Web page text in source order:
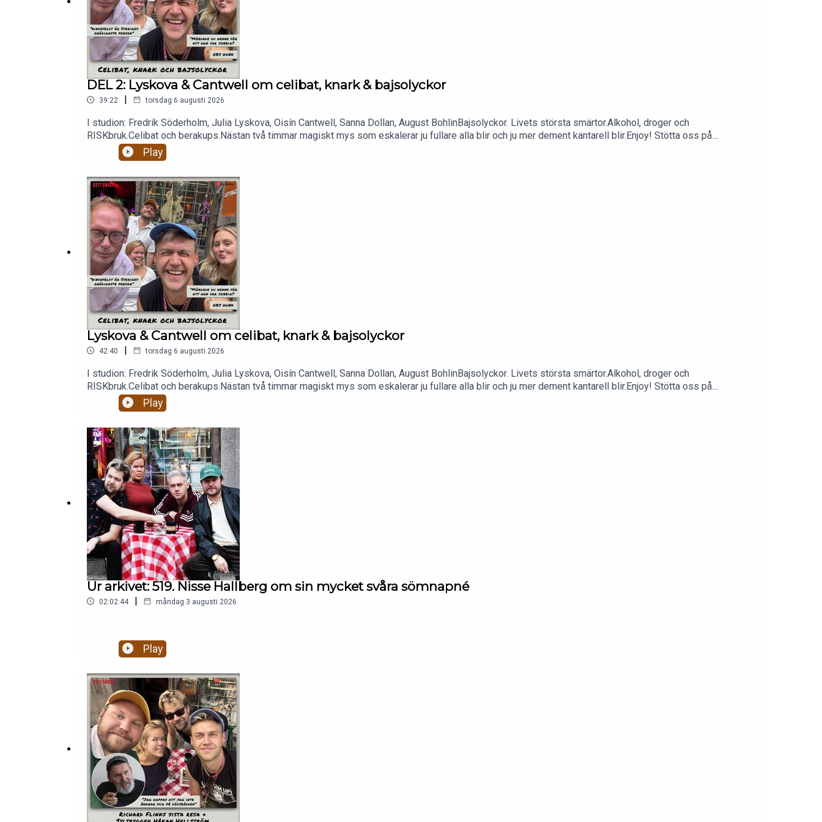
🎹 Livemusik med Hemliga Klubben som spelar en rykande färsk låt!
Hela avsnittet på Patreon.com/gottsnack
Biljetter till livepodden: https://www.tickster.com/se/sv/events/mhkdv5yyvlpt6d0/2026-06-12/gott-snack-live
DEL 2: Lyskova & Cantwell om celibat, knark & bajsolyckor
39:22 | torsdag 6 augusti 2026
I studion: Fredrik Söderholm, Julia Lyskova, Oisín Cantwell, Sanna Dollan, August BohlinBajsolyckor. Livets största smärtor.Alkohol, droger och
RISKbruk.Celibat och berakups.Nästan två timmar magiskt mys som eskalerar ju fullare alla blir och ju mer dement kantarell blir.Enjoy! Stötta oss på
patreon.com/gottsnack och få HELA avsnittet!
Play
Lyskova & Cantwell om celibat, knark & bajsolyckor
42:40 | torsdag 6 augusti 2026
I studion: Fredrik Söderholm, Julia Lyskova, Oisín Cantwell, Sanna Dollan, August BohlinBajsolyckor. Livets största smärtor.Alkohol, droger och
RISKbruk.Celibat och berakups.Nästan två timmar magiskt mys som eskalerar ju fullare alla blir och ju mer dement kantarell blir.Enjoy! Stötta oss på
patreon.com/gottsnack och få HELA avsnittet!
Play
Ur arkivet: 519. Nisse Hallberg om sin mycket svåra sömnapné
02:02:44 | måndag 3 augusti 2026
Play